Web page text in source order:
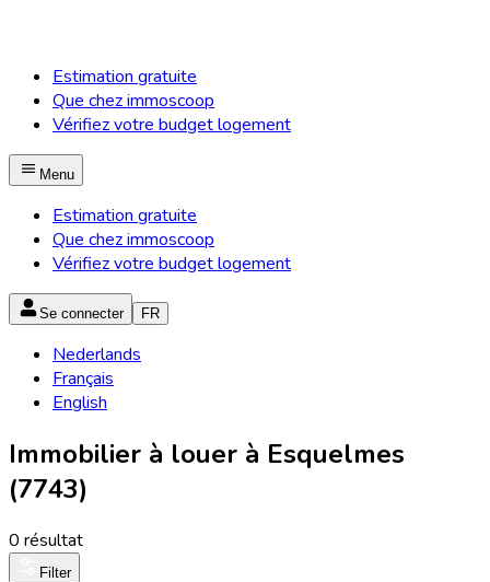
Estimation gratuite
Que chez immoscoop
Vérifiez votre budget logement
Menu
Estimation gratuite
Que chez immoscoop
Vérifiez votre budget logement
Se connecter FR
Nederlands
Français
English
Immobilier à louer à Esquelmes
(7743)
0 résultat
Filter